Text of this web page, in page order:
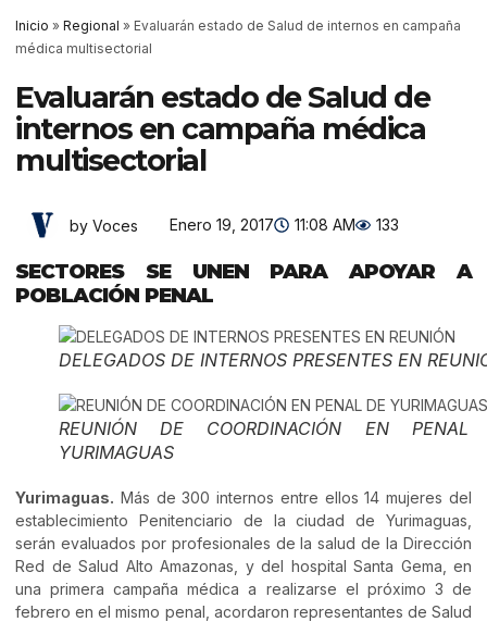
Inicio » Regional » Evaluarán estado de Salud de internos en campaña
médica multisectorial
Evaluarán estado de Salud de
internos en campaña médica
multisectorial
by Voces Enero 19, 2017 11:08 AM 133
SECTORES SE UNEN PARA APOYAR A
POBLACIÓN PENAL
DELEGADOS DE INTERNOS PRESENTES EN
REUNIÓN DE COORDINACIÓN EN PENAL
YURIMAGUAS
Yurimaguas. Más de 300 internos entre ellos 14 mujeres del
establecimiento Penitenciario de la ciudad de Yurimaguas,
serán evaluados por profesionales de la salud de la Dirección
Red de Salud Alto Amazonas, y del hospital Santa Gema, en
una primera campaña médica a realizarse el próximo 3 de
febrero en el mismo penal, acordaron representantes de Salud